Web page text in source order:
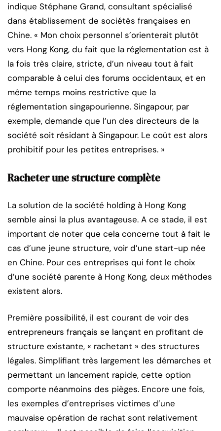
indique Stéphane Grand, consultant spécialisé
dans établissement de sociétés françaises en
Chine. « Mon choix personnel s’orienterait plutôt
vers Hong Kong, du fait que la réglementation est à
la fois très claire, stricte, d’un niveau tout à fait
comparable à celui des forums occidentaux, et en
même temps moins restrictive que la
réglementation singapourienne. Singapour, par
exemple, demande que l’un des directeurs de la
société soit résidant à Singapour. Le coût est alors
prohibitif pour les petites entreprises. »
Racheter une structure complète
La solution de la société holding à Hong Kong
semble ainsi la plus avantageuse. A ce stade, il est
important de noter que cela concerne tout à fait le
cas d’une jeune structure, voir d’une start-up née
en Chine. Pour ces entreprises qui font le choix
d’une société parente à Hong Kong, deux méthodes
existent alors.
Première possibilité, il est courant de voir des
entrepreneurs français se lançant en profitant de
structure existante, « rachetant » des structures
légales. Simplifiant très largement les démarches et
permettant un lancement rapide, cette option
comporte néanmoins des pièges. Encore une fois,
les exemples d’entreprises victimes d’une
mauvaise opération de rachat sont relativement